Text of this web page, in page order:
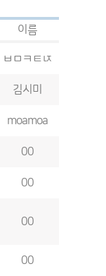
이름
ㅂㅁㅋㅌㄵ
김시미
moamoa
00
00
00
00